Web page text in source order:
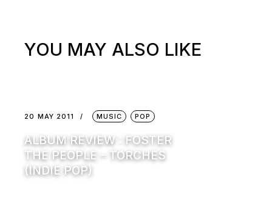
YOU MAY ALSO LIKE
20 MAY 2011 MUSIC POP
ALBUM REVIEW : FOSTER
THE PEOPLE – TORCHES
(INDIE POP)